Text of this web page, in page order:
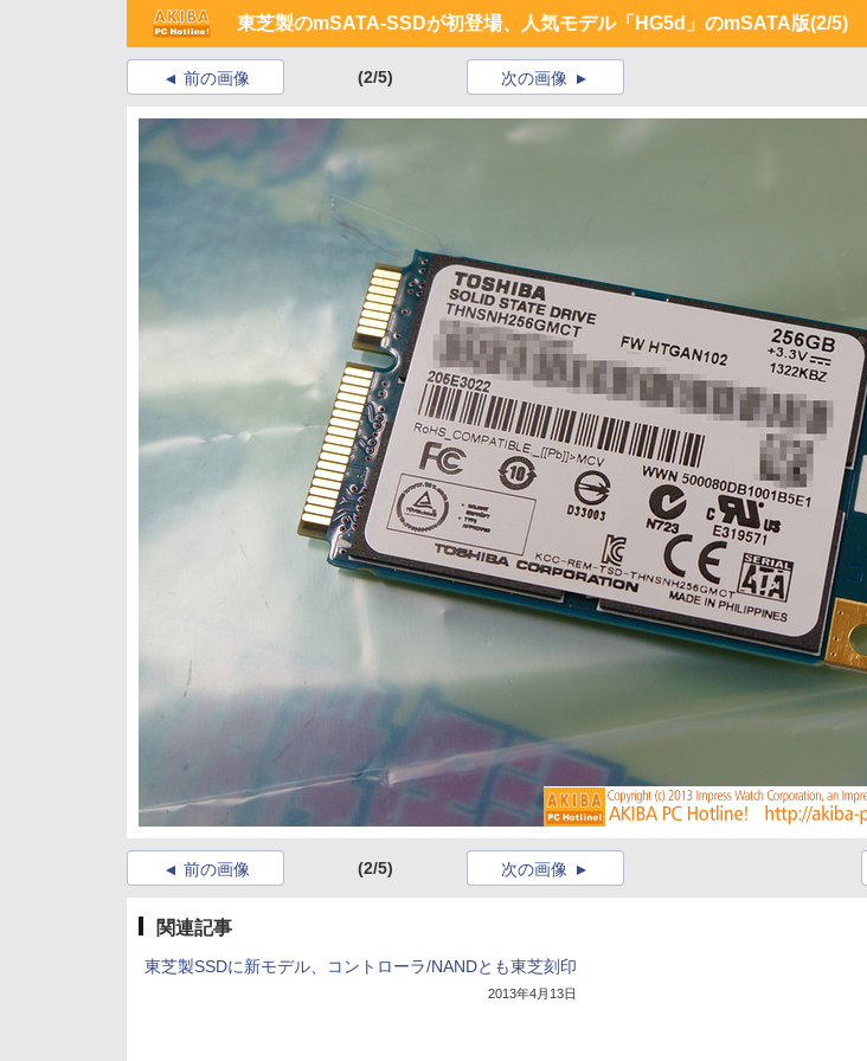
東芝製のmSATA-SSDが初登場、人気モデル「HG5d」のmSATA版(2/5)
前の画像 (2/5) 次の画像
前の画像 (2/5) 次の画像
関連記事
東芝製SSDに新モデル、コントローラ/NANDとも東芝刻印
2013年4月13日